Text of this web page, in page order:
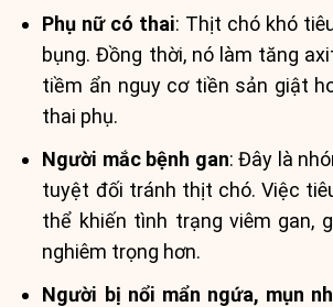
Phụ nữ có thai: Thịt chó khó
bụng. Đồng thời, nó làm tăng
tiềm ẩn nguy cơ tiền sản giật
thai phụ.
Người mắc bệnh gan: Đây là
tuyệt đối tránh thịt chó. Việc
thể khiến tình trạng viêm gan,
nghiêm trọng hơn.
Người bị nổi mẩn ngứa, mụn